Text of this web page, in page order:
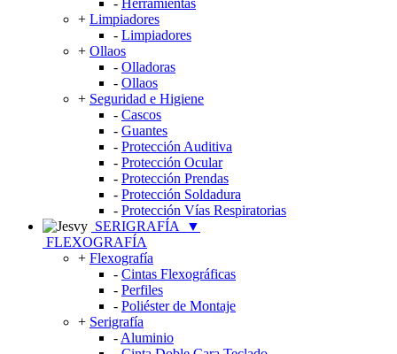
- Herramientas
+ Limpiadores
- Limpiadores
+ Ollaos
- Olladoras
- Ollaos
+ Seguridad e Higiene
- Cascos
- Guantes
- Protección Auditiva
- Protección Ocular
- Protección Prendas
- Protección Soldadura
- Protección Vías Respiratorias
SERIGRAFÍA
▼
FLEXOGRAFÍA
+ Flexografía
- Cintas Flexográficas
- Perfiles
- Poliéster de Montaje
+ Serigrafía
- Aluminio